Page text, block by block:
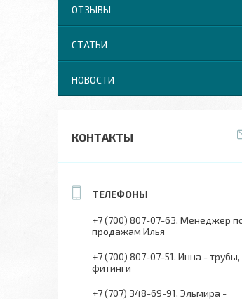
ОТЗЫВЫ
СТАТЬИ
НОВОСТИ
КОНТАКТЫ
+7 (700) 807-07-63 Менеджер
продажам Илья
+7 (700) 807-07-51 Инна - трубы,
фитинги
+7 (707) 348-69-91 Эльмира -